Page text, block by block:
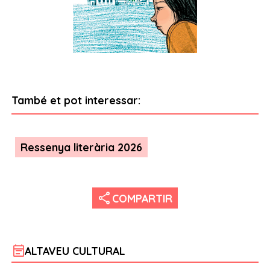
També et pot interessar:
Ressenya literària 2026
share COMPARTIR
event_noteALTAVEU CULTURAL